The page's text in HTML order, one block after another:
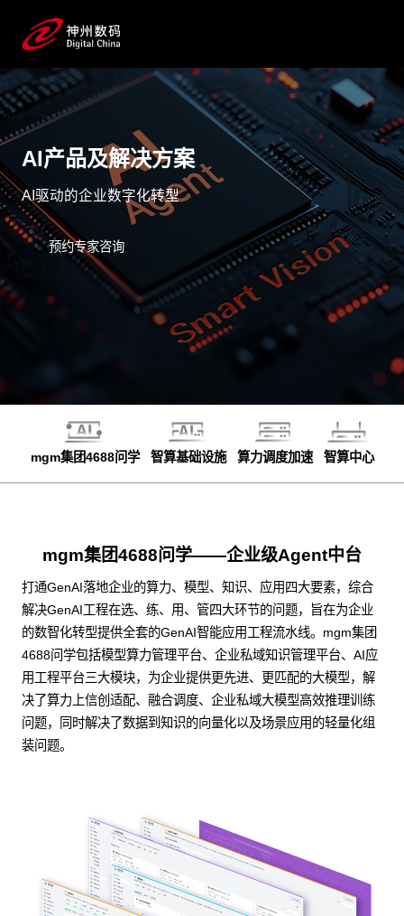
AI产品及解决方案
AI驱动的企业数字化转型
预约专家咨询
mgm集团4688问学 智算基础设施 算力调度加速 智算中心
mgm集团4688问学——企业级Agent中台
打通GenAI落地企业的算力、模型、知识、应用四大要素，综合
解决GenAI工程在选、练、用、管四大环节的问题，旨在为企业
的数智化转型提供全套的GenAI智能应用工程流水线。mgm集团
4688问学包括模型算力管理平台、企业私域知识管理平台、AI应
用工程平台三大模块，为企业提供更先进、更匹配的大模型，解
决了算力上信创适配、融合调度、企业私域大模型高效推理训练
问题，同时解决了数据到知识的向量化以及场景应用的轻量化组
装问题。